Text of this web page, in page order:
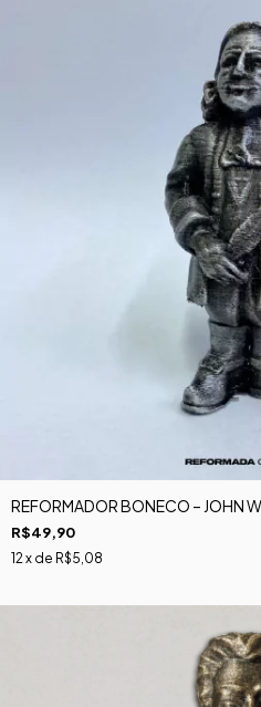
REFORMADOR BONECO – JOHN
R$49,90
12x de R$5,08